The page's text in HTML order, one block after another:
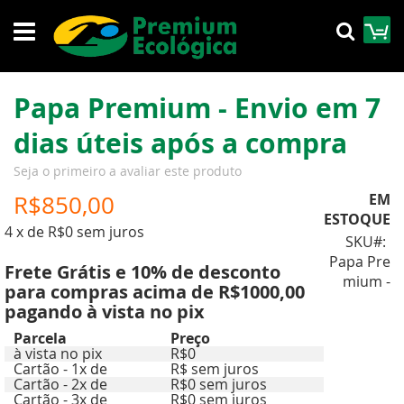
para
o
Papa Premium - Envio em 7
dias úteis após a compra
Seja o primeiro a avaliar este produto
R$850,00
4 x de R$0 sem juros
Frete Grátis e 10% de desconto
para compras acima de R$1000,00
pagando à vista no pix
Parcela Preço
à vista no pix R$0
Cartão - 1x de R$ sem juros
Cartão - 2x de R$0 sem juros
Cartão - 3x de R$0 sem juros
EM
ESTOQUE
SKU
Papa Pre
mium -